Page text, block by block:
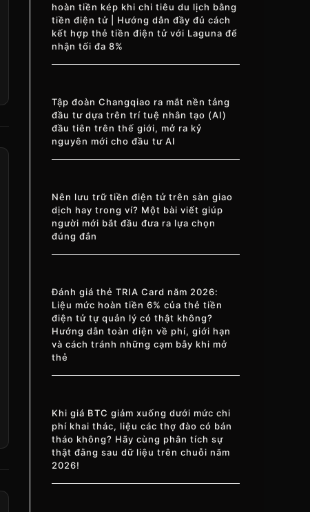
hoàn tiền kép khi chi tiêu du lịch bằng
tiền điện tử | Hướng dẫn đầy đủ cách
kết hợp thẻ tiền điện tử với Laguna để
nhận tối đa 8%
Tập đoàn Changqiao ra mắt nền tảng
đầu tư dựa trên trí tuệ nhân tạo (AI)
đầu tiên trên thế giới, mở ra kỷ
nguyên mới cho đầu tư AI
Nên lưu trữ tiền điện tử trên sàn giao
dịch hay trong ví? Một bài viết giúp
người mới bắt đầu đưa ra lựa chọn
đúng đắn
Đánh giá thẻ TRIA Card năm 2026:
Liệu mức hoàn tiền 6% của thẻ tiền
điện tử tự quản lý có thật không?
Hướng dẫn toàn diện về phí, giới hạn
và cách tránh những cạm bẫy khi mở
thẻ
Khi giá BTC giảm xuống dưới mức chi
phí khai thác, liệu các thợ đào có bán
tháo không? Hãy cùng phân tích sự
thật đằng sau dữ liệu trên chuỗi năm
2026!